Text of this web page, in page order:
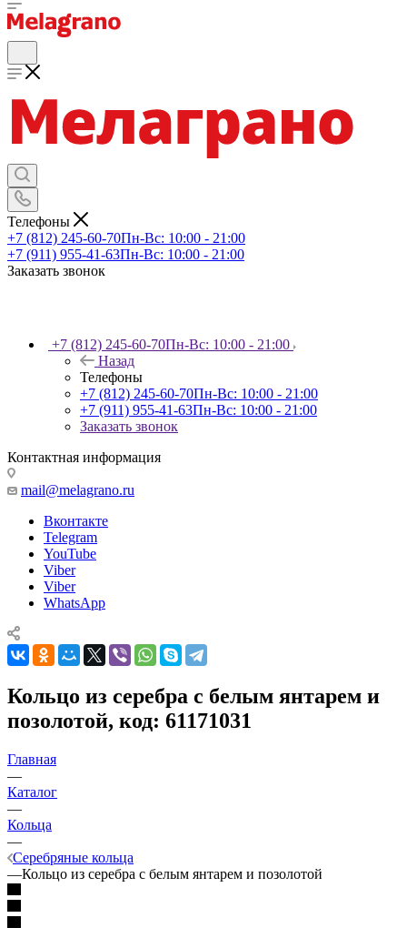
Телефоны
+7 (812) 245-60-70Пн-Вс: 10:00 - 21:00
+7 (911) 955-41-63Пн-Вс: 10:00 - 21:00
Заказать звонок
+7 (812) 245-60-70Пн-Вс: 10:00 - 21:00
Назад
Телефоны
+7 (812) 245-60-70Пн-Вс: 10:00 - 21:00
+7 (911) 955-41-63Пн-Вс: 10:00 - 21:00
Заказать звонок
Контактная информация
mail@melagrano.ru
Вконтакте
Telegram
YouTube
Viber
Viber
WhatsApp
Кольцо из серебра с белым янтарем и
позолотой, код: 61171031
Главная
—
Каталог
—
Кольца
—
Серебряные кольца
—Кольцо из серебра с белым янтарем и позолотой